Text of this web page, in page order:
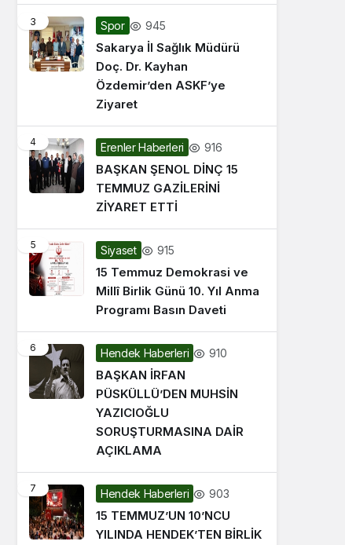
3 Spor 945
Sakarya İl Sağlık Müdürü
Doç. Dr. Kayhan
Özdemir’den ASKF’ye
Ziyaret
4 Erenler Haberleri 916
BAŞKAN ŞENOL DİNÇ 15
TEMMUZ GAZİLERİNİ
ZİYARET ETTİ
5 Siyaset 915
15 Temmuz Demokrasi ve
Millî Birlik Günü 10. Yıl Anma
Programı Basın Daveti
6 Hendek Haberleri 910
BAŞKAN İRFAN
PÜSKÜLLÜ’DEN MUHSİN
YAZICIOĞLU
SORUŞTURMASINA DAİR
AÇIKLAMA
7 Hendek Haberleri 903
15 TEMMUZ’UN 10’NCU
YILINDA HENDEK’TEN BİRLİK